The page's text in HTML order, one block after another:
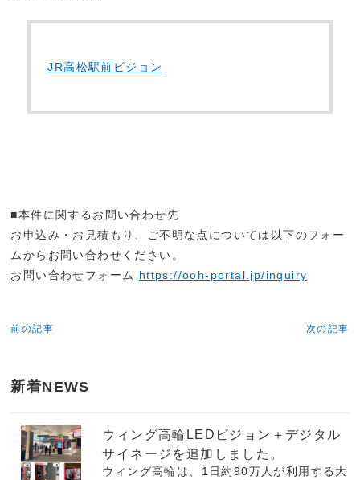
JR高松駅前ビジョン
■本件に関するお問い合わせ先
お申込み・お見積もり、ご不明な点については以下のフォー
ムからお問い合わせください。
お問い合わせフォーム https://ooh-portal.jp/inquiry
前の記事 次の記事
新着NEWS
ウィング高輪LEDビジョン＋デジタル
サイネージを追加しました。
ウィング高輪は、1日約90万人が利用する大